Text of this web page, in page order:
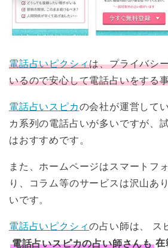
電話占いピクシィは、プライバシ
いるので安心して電話占いをする
電話占いスピカの会社が運営して
カ系列の電話占いが多いですが、
はおすすめです。
また、ホームページはスマートフ
り、コラム等のサービスは沢山あ
いです。
電話占いピクシィの占い師は、 ス
電話占いスピカの占い師さんも 在